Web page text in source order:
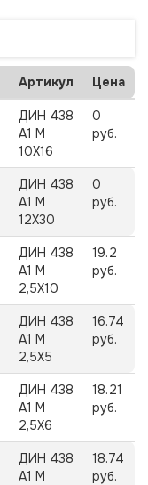
Артикул Цена
ДИН 438
А1 M
10X16
0
руб.
ДИН 438
А1 M
12X30
0
руб.
ДИН 438
А1 M
2,5X10
19.2
руб.
ДИН 438
А1 M
2,5X5
16.74
руб.
ДИН 438
А1 M
2,5X6
18.21
руб.
ДИН 438
А1 M
18.74
руб.